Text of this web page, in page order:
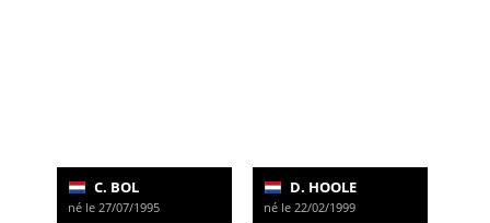
C. BOL
né le 27/07/1995
D. HOOLE
né le 22/02/1999